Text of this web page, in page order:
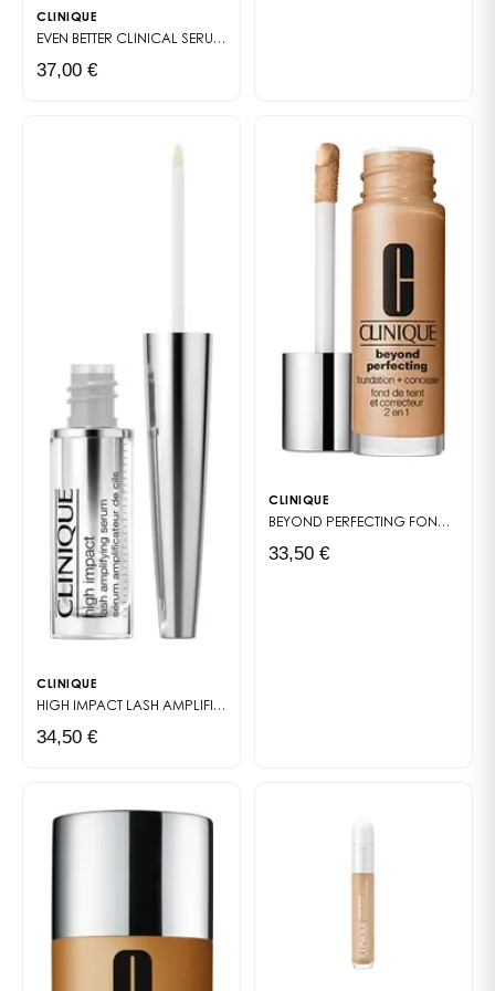
CLINIQUE
EVEN BETTER CLINICAL SERUM FOUNDATION SPF 20
37,00 €
CLINIQUE
HIGH IMPACT LASH AMPLIFIER
34,50 €
CLINIQUE
BEYOND PERFECTING FOND DE TEINT ET CORRECTEUR 2 EN 1
33,50 €